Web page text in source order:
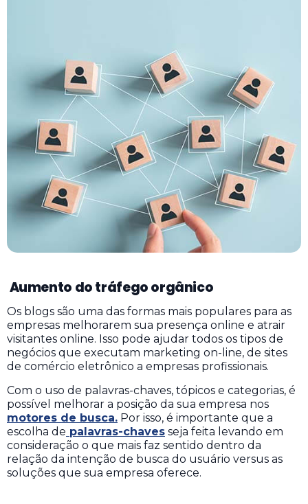
Aumento do tráfego orgânico
Os blogs são uma das formas mais populares para as
empresas melhorarem sua presença online e atrair
visitantes online. Isso pode ajudar todos os tipos de
negócios que executam marketing on-line, de sites
de comércio eletrônico a empresas profissionais.
Com o uso de palavras-chaves, tópicos e categorias, é
possível melhorar a posição da sua empresa nos
motores de busca. Por isso, é importante que a
escolha de palavras-chaves seja feita levando em
consideração o que mais faz sentido dentro da
relação da intenção de busca do usuário versus as
soluções que sua empresa oferece.